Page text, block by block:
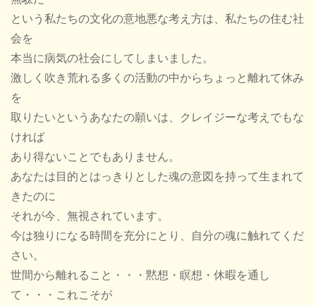
という私たちの文化の意地悪な考え方は、私たちの住む社
会を
本当に病気の社会にしてしまいました。
激しく吹き荒れる多くの活動の中からちょっと離れて休み
を
取りたいというあなたの願いは、クレイジーな考えでもな
ければ
あり得ないことでもありません。
あなたは目的とはっきりとした魂の意図を持って生まれて
きたのに
それが今、無視されています。
今は独りになる時間を充分にとり、自分の魂に触れてくだ
さい。
世間から離れること・・・黙想・瞑想・休暇を通し
て・・・これこそが